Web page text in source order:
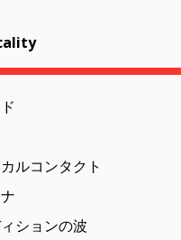
ルコンタクト
ションの波